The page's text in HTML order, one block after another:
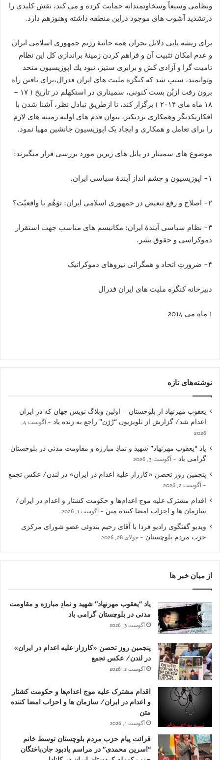
ونظامى وسيعاً وسخاوتمندانه حمايت کرده و مي كند، نقش كليدى را
درتشديد آشوب هاى موجود دراين منطقه داشته وهنوزهم دارد.
براى ريشه يابى دلايل بحران همه جانبۀ رژيم جمهورى اسلامى ایران
و عدم امکان تثبيت آن و فراهم کردن زمینۀ براندازی کل این نظام
تامیت گرا و آزادی کش و برابری ستیز، نبود يك اپوزيسيون متحد
وتوانمند، سبب شد که کنگره ملیت های ایران فدرال،برای يافتن راه
برون رفت ازبُن بست كنونى، سمينارى در استكهلم در تاریخ ( ۱۷ –
۱۸ ماه مای ۲۰۱۴ ) برگزار کند، تا ازطريق تبادل نظر، آشنا شدن با
افكاريكديگر وهمكارى نزديكتر، بتوان قدم های اولیه زمينه هاى لازم
را براى تعامل و همکاری و ایجاد یک اپوزيسيون جانشین مهيا نمود.
موضوع هاى سمينار در پانل هاى زيرين مورد بررسى قرار ميگيرند:
۱- اپوزیسیون و چشم انداز آیندۀ سیاسی ایران.
۲- اصلاح و رفع تبعیض در جمهوری اسلامی ایران: توَهُم یا واقعیّت؟
۳- نظام سیاسی آیندۀ ایران: مکانیسم های مناسب جهت استقرار
دموکراسی و حقوق بشر.
۴- ضرورتِ اتحاد و همگرائی نیروهای دموکراتیک
دبیرخانه کنگره ملیت های ایران فدرال
1 ماه می 2014
نوشته‌های تازه
یعقوب مهرنهاد از بلوچستان – اولین وبلاگ نویس جهان که در ایران
اعدام شد/ گزارش از تلویزیون “رُژن” راجع به زنده یاد
آگوست 4,
2026
یاد “یعقوب مهرنهاد” شهید و نمادِ مبارزه و مقاومت مدنی در بلوچستان
گرامی باد
آگوست 3, 2026
پنجمین روز تحصن «کارزار علیه اعدام در ایران» در لندن/ عکس تجمع
آگوست 2, 2026
اقدام مشترک علیه موج اعدام‌ها و حکومت کشتار و اعدام در ایران/
سازمان ها و احزاب امضا کننده متن
آگوست 1, 2026
ویدیو گفتگوی رادیو فردا با آقای رحیم بندوئی عضو شورای مرکزی
حزب مردم بلوچستان
جولای 28, 2026
از میان خبر ها
یاد “یعقوب مهرنهاد” شهید و نمادِ مبارزه و مقاومت
مدنی در بلوچستان گرامی باد
آگوست 3, 2026
پنجمین روز تحصن «کارزار علیه اعدام در ایران»
در لندن/ عکس تجمع
آگوست 2, 2026
اقدام مشترک علیه موج اعدام‌ها و حکومت کشتار
و اعدام در ایران/ سازمان ها و احزاب امضا کننده
متن
آگوست 1, 2026
قرائت پیام حزب مردم بلوچستان توسط خانم
“اسرین محمدی” در مراسم یادبود جان‌باختگان